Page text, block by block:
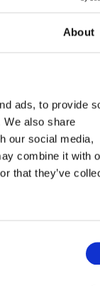
About
ads, to provide
We also share
our social media,
combine it with
that they’ve
marknaden Ta
Strategic Audience
Vi kommer att